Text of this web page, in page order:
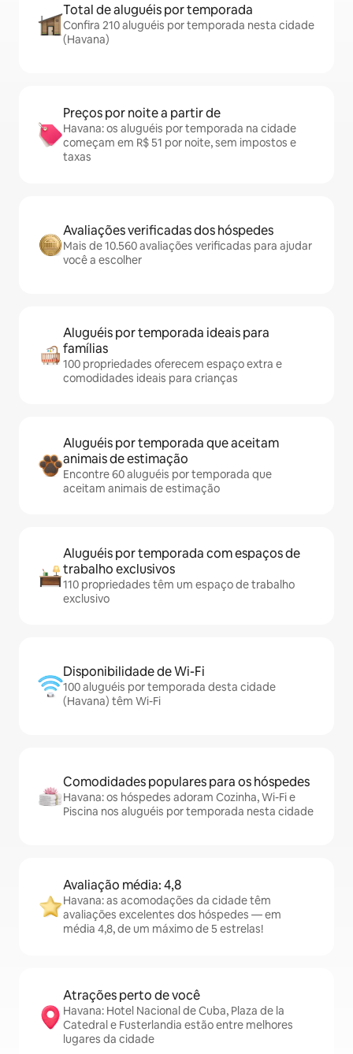
Total de aluguéis por temporada
Confira 210 aluguéis por temporada nesta cidade
(Havana)
Preços por noite a partir de
Havana: os aluguéis por temporada na cidade
começam em R$ 51 por noite, sem impostos e
taxas
Avaliações verificadas dos hóspedes
Mais de 10.560 avaliações verificadas para ajudar
você a escolher
Aluguéis por temporada ideais para
famílias
100 propriedades oferecem espaço extra e
comodidades ideais para crianças
Aluguéis por temporada que aceitam
animais de estimação
Encontre 60 aluguéis por temporada que
aceitam animais de estimação
Aluguéis por temporada com espaços de
trabalho exclusivos
110 propriedades têm um espaço de trabalho
exclusivo
Disponibilidade de Wi-Fi
100 aluguéis por temporada desta cidade
(Havana) têm Wi-Fi
Comodidades populares para os hóspedes
Havana: os hóspedes adoram Cozinha, Wi-Fi e
Piscina nos aluguéis por temporada nesta cidade
Avaliação média: 4,8
Havana: as acomodações da cidade têm
avaliações excelentes dos hóspedes — em
média 4,8, de um máximo de 5 estrelas!
Atrações perto de você
Havana: Hotel Nacional de Cuba, Plaza de la
Catedral e Fusterlandia estão entre melhores
lugares da cidade